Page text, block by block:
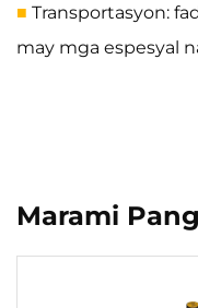
■ Transportasyon:
may mga espesyal
Marami